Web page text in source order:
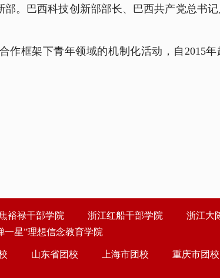
巴西科技创新部部长、巴西共产党总书记
框架下青年领域的机制化活动，自2015年
裕禄干部学院 浙江红船干部学院 浙江大
一星”理想信念教育学院
山东省团校 上海市团校 重庆市团校